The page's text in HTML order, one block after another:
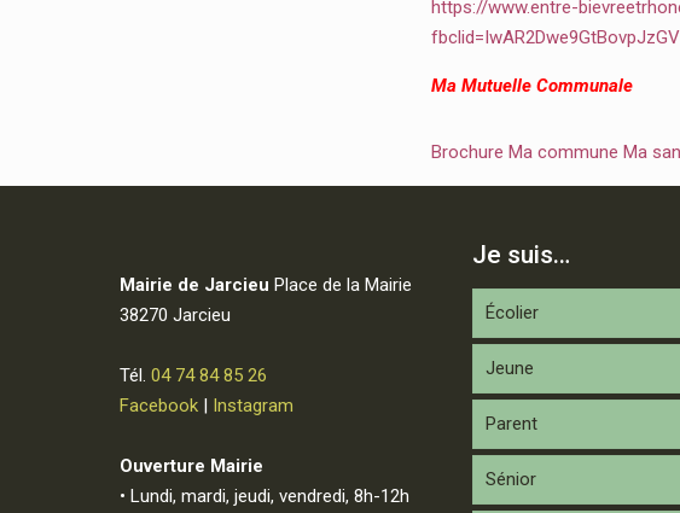
https://www.entre-
Ma Mutuelle Communale
Brochure Ma commune Ma
Mairie de Jarcieu Place de la Mairie
38270 Jarcieu
Tél. 04 74 84 85 26
Facebook| Instagram
Ouverture Mairie
• Lundi, mardi, jeudi, vendredi, 8h-12h
Je suis…
Écolier
Jeune
Parent
Sénior